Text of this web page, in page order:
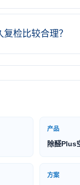
检比较合理？
产品
除醛Plus
方案